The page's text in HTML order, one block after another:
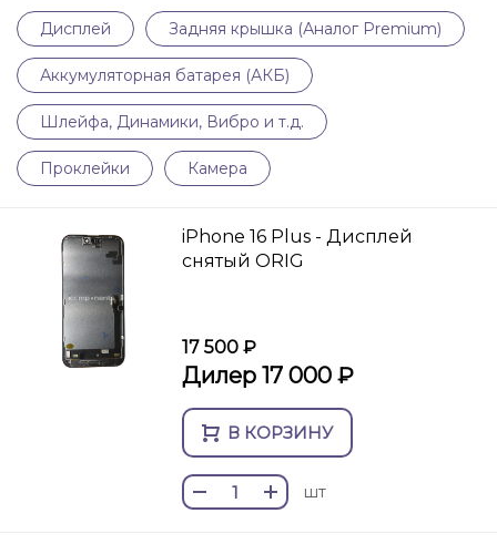
Дисплей Задняя крышка (Аналог Premium)
Аккумуляторная батарея (АКБ)
Шлейфа, Динамики, Вибро и т.д.
Проклейки Камера
iPhone 16 Plus - Дисплей
снятый ORIG
17 500 ₽
Дилер 17 000 ₽
В КОРЗИНУ
шт